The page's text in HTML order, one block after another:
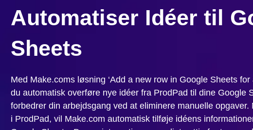
Automatiser Idéer til
Sheets
Med Make.coms løsning ‘Add a new row in Google Sheets for
du automatisk overføre nye idéer fra ProdPad til dine Google
forbedrer din arbejdsgang ved at eliminere manuelle
i ProdPad, vil Make.com automatisk tilføje idéens